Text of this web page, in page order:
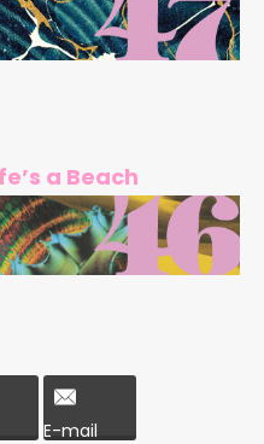
a Beach
E-mail